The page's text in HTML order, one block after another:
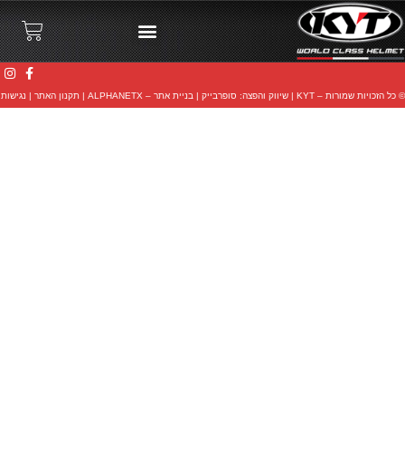
© כל הזכויות שמורות – KYT | שיווק והפצה: סופרבייק |בניית אתר – ALPHANETX תקנון האתר נגישות